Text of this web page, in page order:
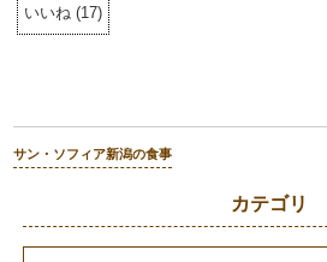
いいね (17)
サン・ソフィア新潟の食事
カテゴリ